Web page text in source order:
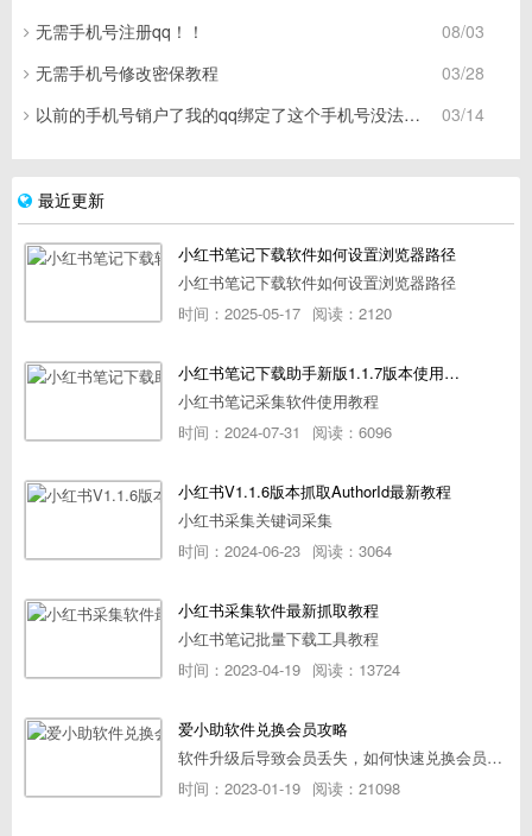
08/03
无需手机号注册qq！！
03/28
无需手机号修改密保教程
03/14
以前的手机号销户了我的qq绑定了这个手机号没法换绑
最近更新
小红书笔记下载软件如何设置浏览器路径
小红书笔记下载软件如何设置浏览器路径
时间：2025-05-17 阅读：2120
小红书笔记下载助手新版1.1.7版本使用教程
小红书笔记采集软件使用教程
时间：2024-07-31
阅读：6096
小红书V1.1.6版本抓取AuthorId最新教程
小红书采集关键词采集
时间：2024-06-23 阅读：3064
小红书采集软件最新抓取教程
小红书笔记批量下载工具教程
时间：2023-04-19 阅读：13724
爱小助软件兑换会员攻略
软件升级后导致会员丢失，如何快速兑换会员详细攻略
时间：2023-01-19 阅读：21098